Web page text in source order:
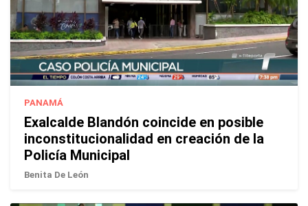
PANAMÁ
Exalcalde Blandón coincide en posible
inconstitucionalidad en creación de la
Policía Municipal
Benita De León